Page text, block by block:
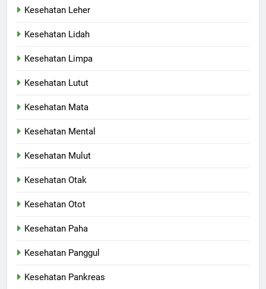
Kesehatan Leher
Kesehatan Lidah
Kesehatan Limpa
Kesehatan Lutut
Kesehatan Mata
Kesehatan Mental
Kesehatan Mulut
Kesehatan Otak
Kesehatan Otot
Kesehatan Paha
Kesehatan Panggul
Kesehatan Pankreas